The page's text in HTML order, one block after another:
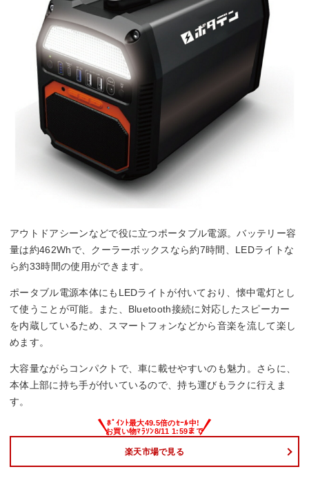
アウトドアシーンなどで役に立つポータブル電源。バッテリー容
量は約462Whで、クーラーボックスなら約7時間、LEDライトな
ら約33時間の使用ができます。
ポータブル電源本体にもLEDライトが付いており、懐中電灯とし
て使うことが可能。また、Bluetooth接続に対応したスピーカー
を内蔵しているため、スマートフォンなどから音楽を流して楽し
めます。
大容量ながらコンパクトで、車に載せやすいのも魅力。さらに、
本体上部に持ち手が付いているので、持ち運びもラクに行えま
す。
楽天市場で見る